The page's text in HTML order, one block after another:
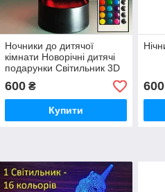
Ночники до дитячої
кімнати Новорічні дитячі
подарунки Світильник 3D
Дедпул
600₴
Купити
600